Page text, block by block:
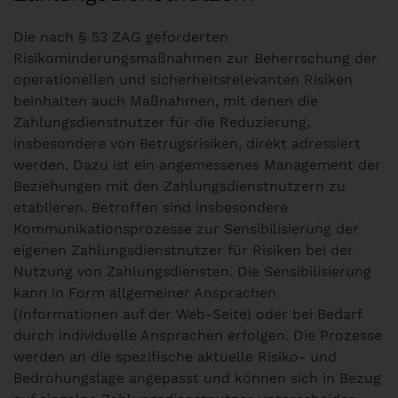
Die nach § 53 ZAG geforderten
Risikominderungsmaßnahmen zur Beherrschung der
operationellen und sicherheitsrelevanten Risiken
beinhalten auch Maßnahmen, mit denen die
Zahlungsdienstnutzer für die Reduzierung,
insbesondere von Betrugsrisiken, direkt adressiert
werden. Dazu ist ein angemessenes Management der
Beziehungen mit den Zahlungsdienstnutzern zu
etablieren. Betroffen sind insbesondere
Kommunikationsprozesse zur Sensibilisierung der
eigenen Zahlungsdienstnutzer für Risiken bei der
Nutzung von Zahlungsdiensten. Die Sensibilisierung
kann in Form allgemeiner Ansprachen
(Informationen auf der Web-Seite) oder bei Bedarf
durch individuelle Ansprachen erfolgen. Die Prozesse
werden an die spezifische aktuelle Risiko- und
Bedrohungslage angepasst und können sich in Bezug